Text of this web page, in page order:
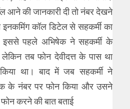
आने की जानकारी दी तो नंबर देखने
कॉल डिटेल से सहकर्मी का
इससे पहले अभिषेक ने सहकर्मी के
तब फोन देवीदत्त के पास था
था। बाद में जब सहकर्मी ने
के नंबर पर फोन किया और उसने
करने की बात बताई